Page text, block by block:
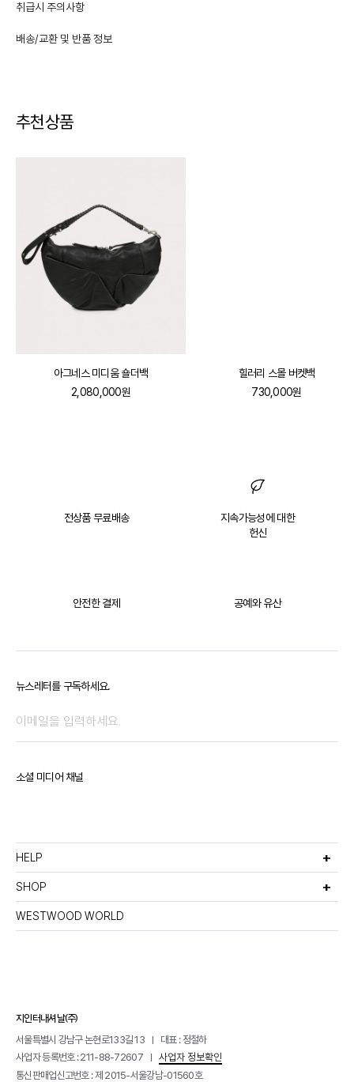
취급시 주의사항
배송/교환 및 반품 정보
교환 및 반품
교환/반품 기간은 상품 수령 후사용 전 7일 이내로 신청 가능
교환/반품 신청은 마이페이지 > 주문 내역에서 신청
추천상품
아그네스 미디움 숄더백
2,080,000원
힐러리 스몰 버켓백
730,000원
전상품 무료배송
지속가능성에 대한
헌신
안전한 결제 공예와 유산
뉴스레터를 구독하세요.
소셜 미디어 채널
HELP
고객서비스
비회원주문조회
선물포장서비스
반품 및 환불정책
매장찾기
SHOP
멤버십안내
이용약관
이메일무단수집거부
WESTWOOD WORLD
지인터내셔날(주)
서울특별시 강남구 논현로133길 13
대표 : 정철하
사업자 등록번호 : 211-88-72607
사업자 정보확인
통신판매업신고번호 : 제 2015-서울강남-01560호